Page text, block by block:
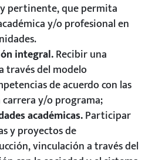
pertinente, que permita
y/o profesional en
integral.Recibir una
del modelo
de acuerdo con las
y/o programa;
académicas.Participar
y proyectos de
vinculación a través del